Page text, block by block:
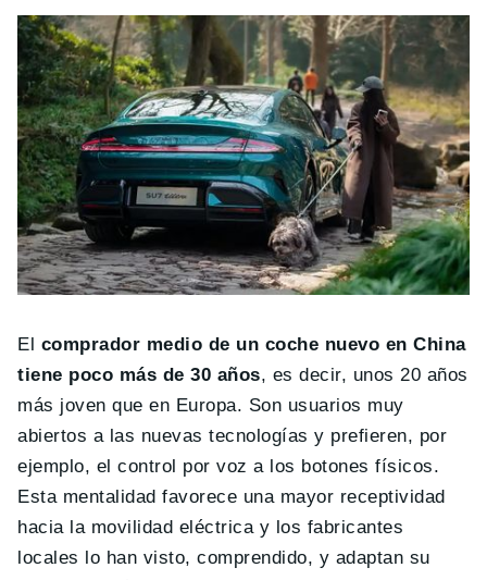
El comprador medio de un coche nuevo en China
tiene poco más de 30 años, es decir, unos 20 años
más joven que en Europa. Son usuarios muy
abiertos a las nuevas tecnologías y prefieren, por
ejemplo, el control por voz a los botones físicos.
Esta mentalidad favorece una mayor receptividad
hacia la movilidad eléctrica y los fabricantes
locales lo han visto, comprendido, y adaptan su